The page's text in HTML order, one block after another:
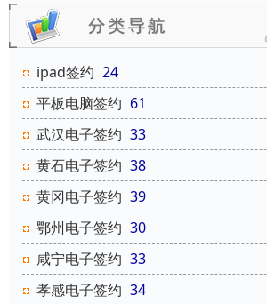
ipad签约 24
平板电脑签约 61
武汉电子签约 33
黄石电子签约 38
黄冈电子签约 39
鄂州电子签约 30
咸宁电子签约 33
孝感电子签约 34